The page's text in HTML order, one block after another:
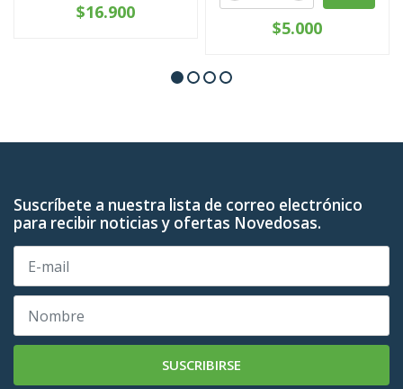
$16.900
$5.000
Suscríbete a nuestra lista de correo electrónico
para recibir noticias y ofertas Novedosas.
SUSCRIBIRSE